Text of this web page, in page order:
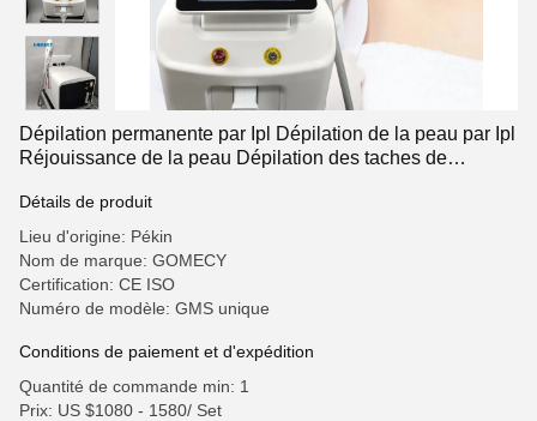
Dépilation permanente par Ipl Dépilation de la peau par Ipl
Réjouissance de la peau Dépilation des taches de
Détails de produit
Lieu d'origine: Pékin
Nom de marque: GOMECY
Certification: CE ISO
Numéro de modèle: GMS unique
Conditions de paiement et d'expédition
Quantité de commande min: 1
Prix: US $1080 - 1580/ Set